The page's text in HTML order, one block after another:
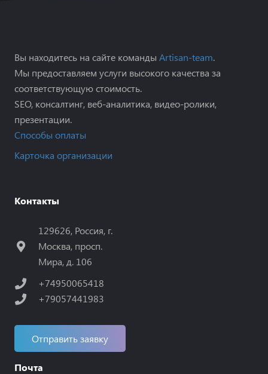
Вы находитесь на сайте команды Artisan-team.
Мы предоставляем услуги высокого качества за
соответствующую стоимость.
SEO, консалтинг, веб-аналитика, видео-ролики,
презентации.
Способы оплаты
Карточка организации
Контакты
129626, Россия, г.
Москва, просп.
Мира, д. 106
+74950065418
+79057441983
Отправить заявку
Почта